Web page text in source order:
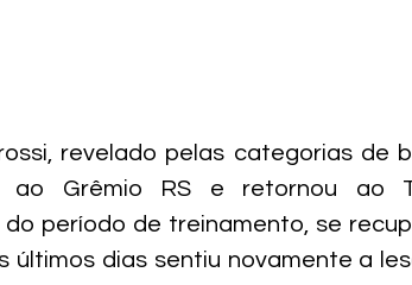
revelado pelas categorias de
ao Grêmio RS e retornou ao
do período de treinamento, se
últimos dias sentiu novamente a